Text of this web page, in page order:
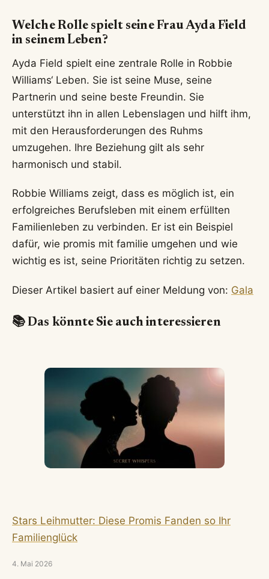
Welche Rolle spielt seine Frau Ayda Field
in seinem Leben?
Ayda Field spielt eine zentrale Rolle in Robbie
Williams‘ Leben. Sie ist seine Muse, seine
Partnerin und seine beste Freundin. Sie
unterstützt ihn in allen Lebenslagen und hilft ihm,
mit den Herausforderungen des Ruhms
umzugehen. Ihre Beziehung gilt als sehr
harmonisch und stabil.
Robbie Williams zeigt, dass es möglich ist, ein
erfolgreiches Berufsleben mit einem erfüllten
Familienleben zu verbinden. Er ist ein Beispiel
dafür, wie promis mit familie umgehen und wie
wichtig es ist, seine Prioritäten richtig zu setzen.
Dieser Artikel basiert auf einer Meldung von: Gala
📚 Das könnte Sie auch interessieren
Stars Leihmutter: Diese Promis Fanden so Ihr
Familienglück
4. Mai 2026